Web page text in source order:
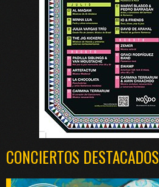
CONCIERTOS DESTACADOS